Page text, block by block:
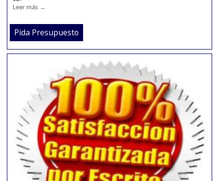
VISITE NUESTRA EXPOSICIÓN
Visite todo los productos que tenemos para su vivienda.
Leer más →
Ver Productos